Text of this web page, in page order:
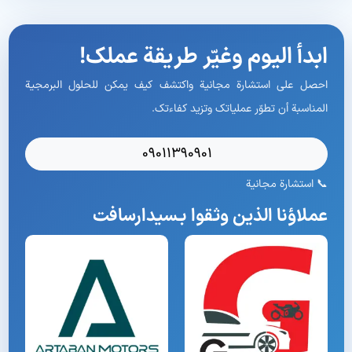
ابدأ اليوم وغيّر طريقة عملك!
احصل على استشارة مجانية واكتشف كيف يمكن للحلول البرمجية
المناسبة أن تطوّر عملياتك وتزيد كفاءتك.
09011390901
📞 استشارة مجانية
عملاؤنا الذين وثقوا بـسیدارسافت